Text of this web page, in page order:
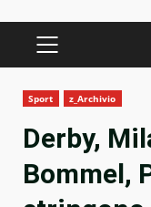
PRIMARY
Sport z_Archivio
Derby,
Bommel,